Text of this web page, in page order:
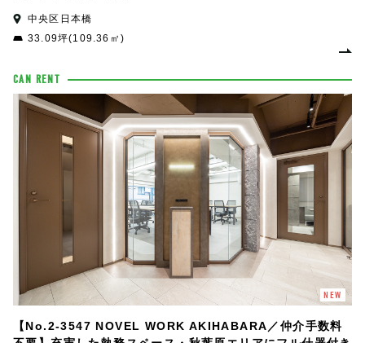
中央区日本橋
33.09坪(109.36㎡)
CAN RENT
NEW
【No.2-3547 NOVEL WORK AKIHABARA／仲介手数料